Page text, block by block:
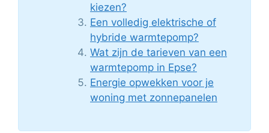
kiezen?
Een volledig elektrische of
hybride warmtepomp?
Wat zijn de tarieven van een
warmtepomp in Epse?
Energie opwekken voor je
woning met zonnepanelen